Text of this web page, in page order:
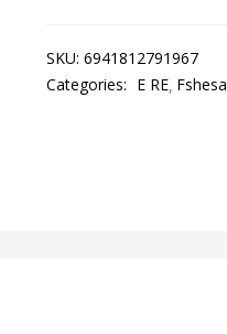
SKU: 6941812791967
Categories: E RE Fshesa